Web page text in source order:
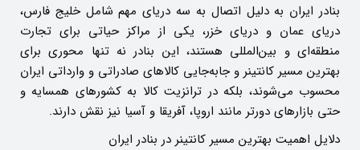
بنادر ایران به دلیل اتصال به سه دریای مهم شامل خلیج فارس،
دریای عمان و دریای خزر، یکی از مراکز حیاتی برای تجارت
منطقه‌ای و بین‌المللی هستند، این بنادر نه ‌تنها محوری برای
بهترین مسیر کانتینر و جابه‌جایی کالاهای صادراتی و وارداتی ایران
محسوب می‌شوند، بلکه در ترانزیت کالا به کشورهای همسایه و
حتی بازارهای دورتر مانند اروپا، آفریقا و آسیا نیز نقش دارند.
دلایل اهمیت بهترین مسیر کانتینر در بنادر ایران